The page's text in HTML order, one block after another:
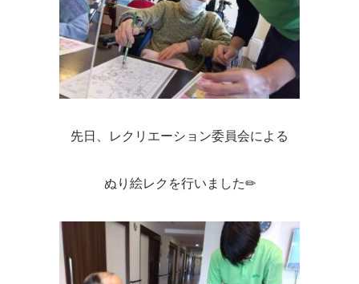
先日、レクリエーション委員会による
ぬり絵レクを行いました✏